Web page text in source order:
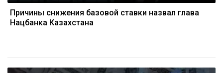
Причины снижения базовой ставки назвал глава
Нацбанка Казахстана